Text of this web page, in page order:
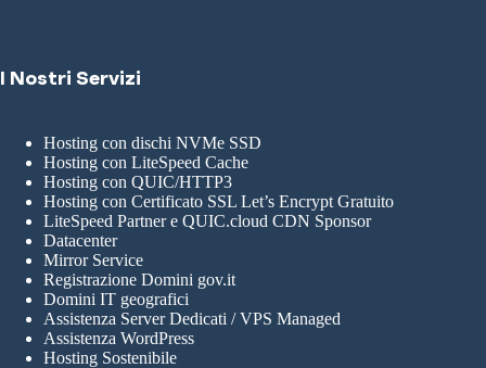
I Nostri Servizi
Hosting con dischi NVMe SSD
Hosting con LiteSpeed Cache
Hosting con QUIC/HTTP3
Hosting con Certificato SSL Let’s Encrypt Gratuito
LiteSpeed Partner e QUIC.cloud CDN Sponsor
Datacenter
Mirror Service
Registrazione Domini gov.it
Domini IT geografici
Assistenza Server Dedicati / VPS Managed
Assistenza WordPress
Hosting Sostenibile